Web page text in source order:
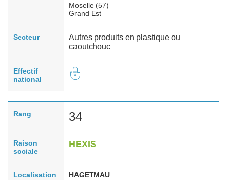
Moselle (57)
Grand Est
Secteur
Autres produits en plastique ou
caoutchouc
Effectif
national
Rang 34
Raison
sociale
HEXIS
Localisation
HAGETMAU